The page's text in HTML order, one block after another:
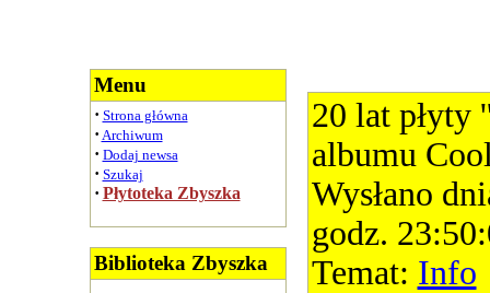
Menu
· Strona główna
· Archiwum
· Dodaj newsa
· Szukaj
· Płytoteka Zbyszka
Biblioteka Zbyszka
20 lat płyty
albumu
Wysłano
godz.
Temat: Info